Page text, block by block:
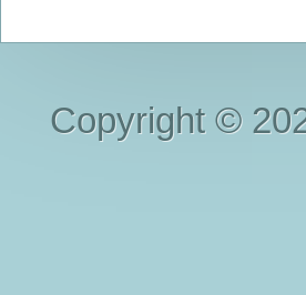
Copyright ©